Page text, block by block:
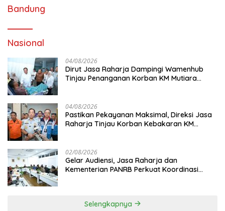
Bandung
Nasional
04/08/2026
Dirut Jasa Raharja Dampingi Wamenhub
Tinjau Penanganan Korban KM Mutiara
04/08/2026
Pastikan Pekayanan Maksimal, Direksi Jasa
Raharja Tinjau Korban Kebakaran KM
02/08/2026
Gelar Audiensi, Jasa Raharja dan
Kementerian PANRB Perkuat Koordinasi
Selengkapnya